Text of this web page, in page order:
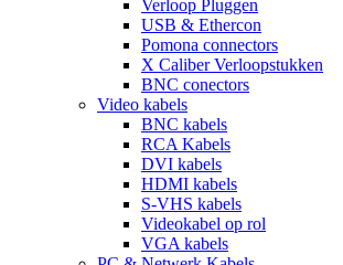
Verloop Pluggen
USB & Ethercon
Pomona connectors
X Caliber Verloopstukken
BNC conectors
Video kabels
BNC kabels
RCA Kabels
DVI kabels
HDMI kabels
S-VHS kabels
Videokabel op rol
VGA kabels